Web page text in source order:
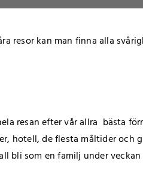
resor kan man finna alla
resan efter vår allra bästa
hotell, de flesta måltider
bli som en familj under